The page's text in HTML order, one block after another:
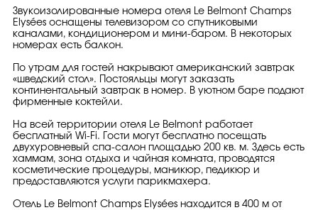
Звукоизолированные номера отеля Le Belmont Champs
Elysées оснащены телевизором со спутниковыми
каналами, кондиционером и мини-баром. В некоторых
номерах есть балкон.
По утрам для гостей накрывают американский завтрак
«шведский стол». Постояльцы могут заказать
континентальный завтрак в номер. В уютном баре подают
фирменные коктейли.
На всей территории отеля Le Belmont работает
бесплатный Wi-Fi. Гости могут бесплатно посещать
двухуровневый спа-салон площадью 200 кв. м. Здесь есть
хаммам, зона отдыха и чайная комната, проводятся
косметические процедуры, маникюр, педикюр и
предоставляются услуги парикмахера.
Отель Le Belmont Champs Elysées находится в 400 м от